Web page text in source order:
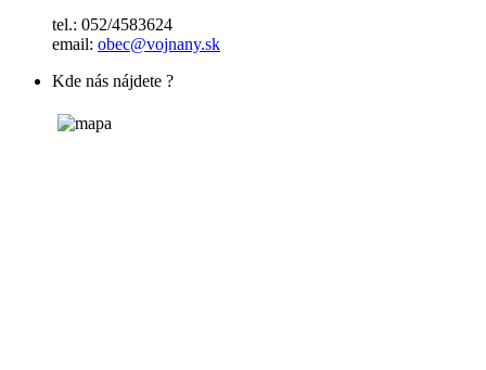
tel.: 052/4583624
email: obec@vojnany.sk
Kde nás nájdete ?